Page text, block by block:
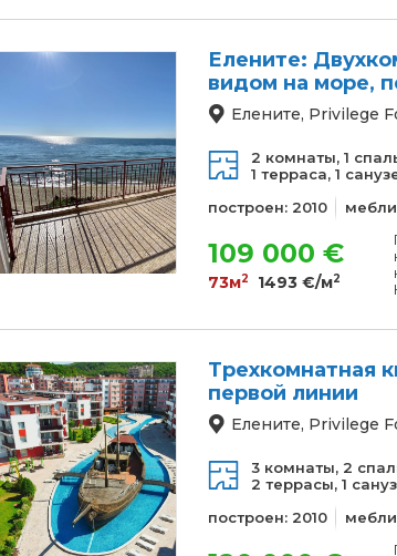
Елените:
видом на море,
Елените, Privilege
2 комнаты, 1
1 терраса, 1
построен: 2010
109 000 €
73м2 1493 €/м2
Трехкомнатная
первой линии
Елените, Privilege
3 комнаты, 2
2 террасы, 1
построен: 2010